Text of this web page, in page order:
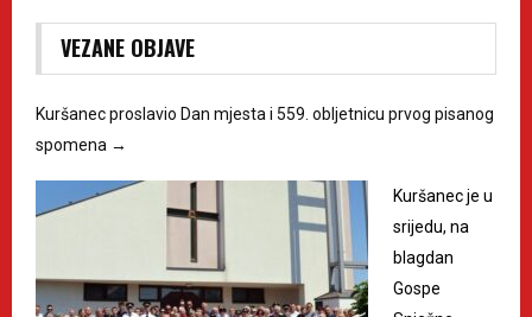
VEZANE OBJAVE
Kuršanec proslavio Dan mjesta i 559. obljetnicu prvog pisanog
spomena →
Kuršanec je u
srijedu, na
blagdan
Gospe